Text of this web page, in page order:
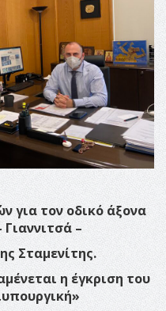
για τον οδικό άξονα
–
Σταμενίτης.
η έγκριση του